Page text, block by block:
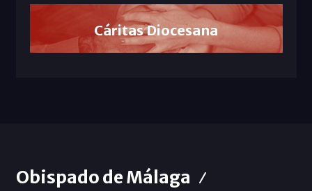
Cáritas Diocesana
Obispado de Málaga